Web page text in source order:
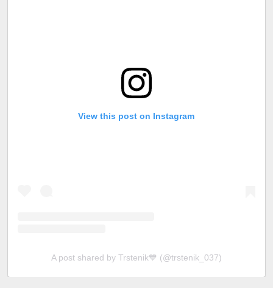
View this post on Instagram
A post shared by Trstenik💙 (@trstenik_037)